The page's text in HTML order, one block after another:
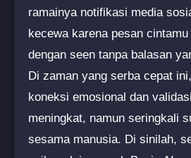
ramainya notifikasi media
kecewa karena pesan
dengan seen tanpa balasan
Di zaman yang serba cepat
koneksi emosional dan
meningkat, namun seringkali
sesama manusia. Di sinilah,